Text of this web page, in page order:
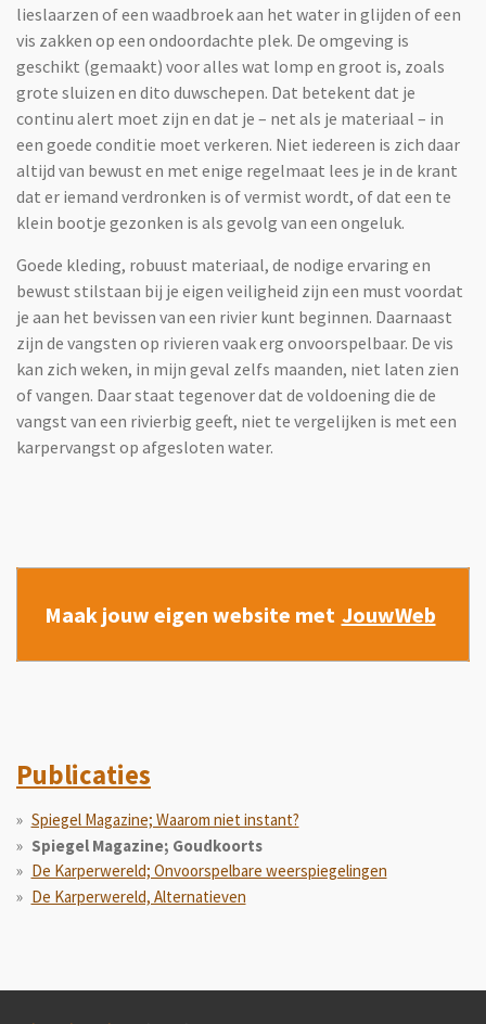
lieslaarzen of een waadbroek aan het water in glijden of een
vis zakken op een ondoordachte plek. De omgeving is
geschikt (gemaakt) voor alles wat lomp en groot is, zoals
grote sluizen en dito duwschepen. Dat betekent dat je
continu alert moet zijn en dat je – net als je materiaal – in
een goede conditie moet verkeren. Niet iedereen is zich daar
altijd van bewust en met enige regelmaat lees je in de krant
dat er iemand verdronken is of vermist wordt, of dat een te
klein bootje gezonken is als gevolg van een ongeluk.
Goede kleding, robuust materiaal, de nodige ervaring en
bewust stilstaan bij je eigen veiligheid zijn een must voordat
je aan het bevissen van een rivier kunt beginnen. Daarnaast
zijn de vangsten op rivieren vaak erg onvoorspelbaar. De vis
kan zich weken, in mijn geval zelfs maanden, niet laten zien
of vangen. Daar staat tegenover dat de voldoening die de
vangst van een rivierbig geeft, niet te vergelijken is met een
karpervangst op afgesloten water.
Maak jouw eigen website met JouwWeb
Publicaties
Spiegel Magazine; Waarom niet instant?
Spiegel Magazine; Goudkoorts
De Karperwereld; Onvoorspelbare weerspiegelingen
De Karperwereld, Alternatieven